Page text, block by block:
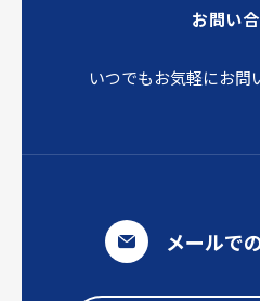
お問い
いつでもお気軽にお問
メールで